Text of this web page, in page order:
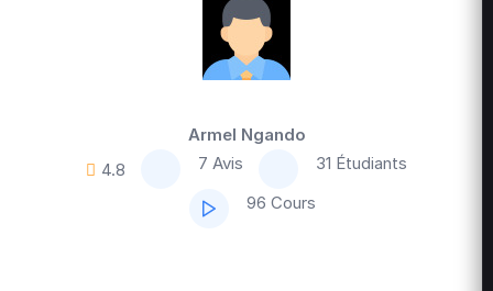
Armel Ngando
4.8
7 Avis
31 Étudiants
96 Cours